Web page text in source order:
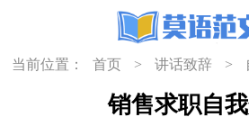
当前位置： 首页 > 讲话致辞 >
销售求职自